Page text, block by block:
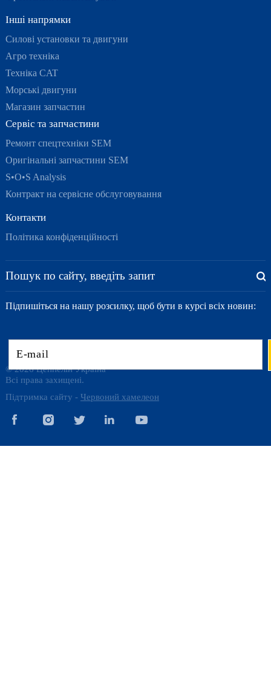
Інші напрямки
Силові установки та двигуни
Агро техніка
Техніка CAT
Морські двигуни
Магазин запчастин
Сервіс та запчастини
Ремонт спецтехніки SEM
Оригінальні запчастини SEM
S•O•S Analysis
Контракт на сервісне обслуговування
Контакти
Політика конфіденційності
Підпишіться на нашу розсилку, щоб бути в курсі всіх новин:
© 2026 Цеппелін Україна
Всі права захищені.
Підтримка сайту - Червоний хамелеон